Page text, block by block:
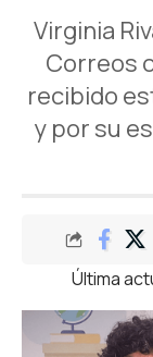
Virginia
Correos
recibido
y por su
Última